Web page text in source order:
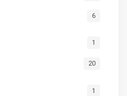
6
1
20
1